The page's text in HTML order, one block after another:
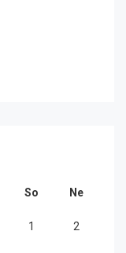
So Ne
1 2